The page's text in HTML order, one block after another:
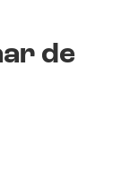
de